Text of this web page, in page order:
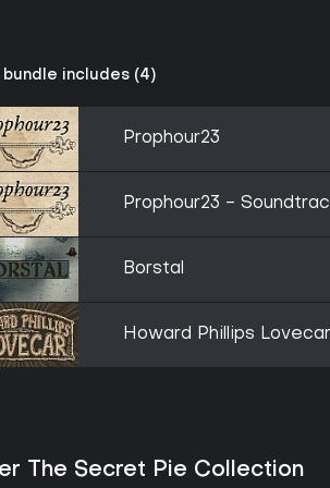
bundle includes (4)
Prophour23
Prophour23 -
Borstal
Howard Phillips Lovecar
The Secret Pie Collection